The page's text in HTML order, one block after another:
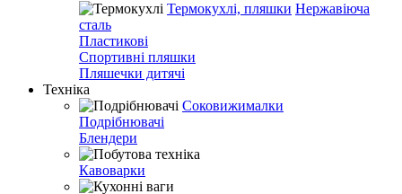
Термокухлі, пляшки Нержавіюча
сталь
Пластикові
Спортивні пляшки
Пляшечки дитячі
Техніка
Соковижималки
Подрібнювачі
Блендери
Кавоварки